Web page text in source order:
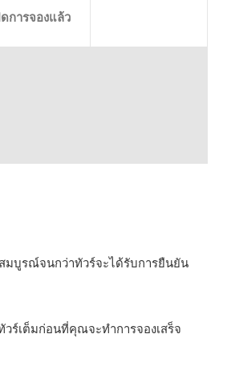
การจองแล้ว
สมบูรณ์จนกว่าทัวร์จะได้รับการยืนยัน
ร์เต็มก่อนที่คุณจะทำการจองเสร็จ